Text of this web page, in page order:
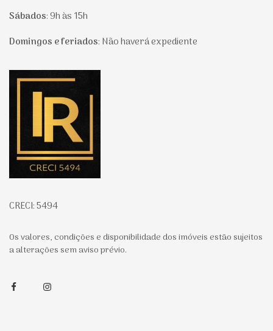
Sábados:9h às 15h
Domingos e feriados: Não haverá expediente
Página inicial
CRECI: 5494
Os valores, condições e disponibilidade dos imóveis estão sujeitos
a alterações sem aviso prévio.
FacebookInstagram